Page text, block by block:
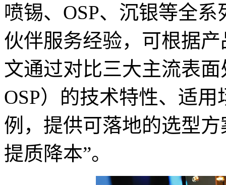
喷锡、OSP、沉银等全
伙伴服务经验，可根据
文通过对比三大主流表
OSP）的技术特性、适
例，提供可落地的选型
提质降本”。